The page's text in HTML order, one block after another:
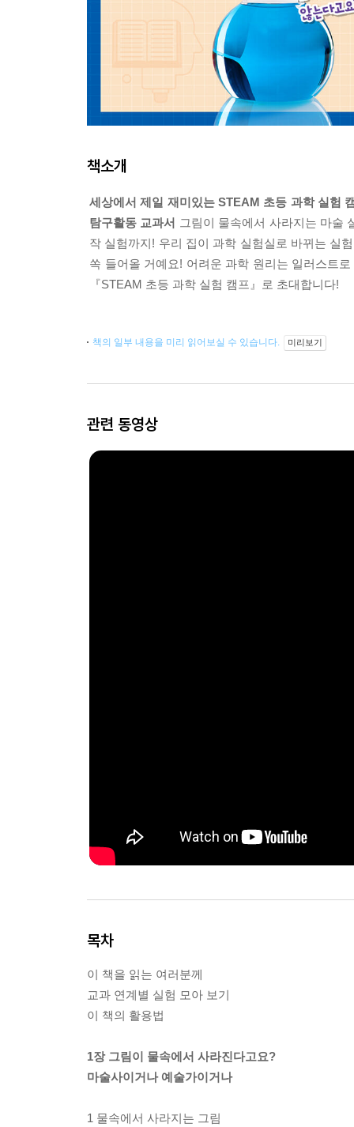
책소개
세상에서 제일 재미있는 STEAM 초등 과학 실험
탐구활동 교과서 그림이 물속에서 사라지는 마술
작 실험까지! 우리 집이 과학 실험실로 바뀌는 실
쏙 들어올 거예요! 어려운 과학 원리는 일러스트
『STEAM 초등 과학 실험 캠프』로 초대합니다!
책의 일부 내용을 미리 읽어보실 수 있습니다. 미리보기
관련 동영상
목차
이 책을 읽는 여러분께
교과 연계별 실험 모아 보기
이 책의 활용법
1장 그림이 물속에서 사라진다고요?
마술사이거나 예술가이거나
1 물속에서 사라지는 그림